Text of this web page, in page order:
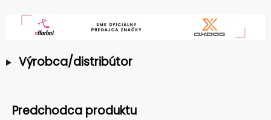
Výrobca/distribútor
Predchodca produktu